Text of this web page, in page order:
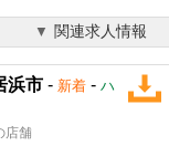
関連求人情報
浜市 - 新着 - ハ
店舗